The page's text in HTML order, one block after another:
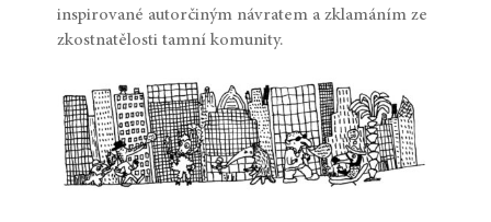
inspirované autorčiným návratem a zklamáním ze
zkostnatělosti tamní komunity.